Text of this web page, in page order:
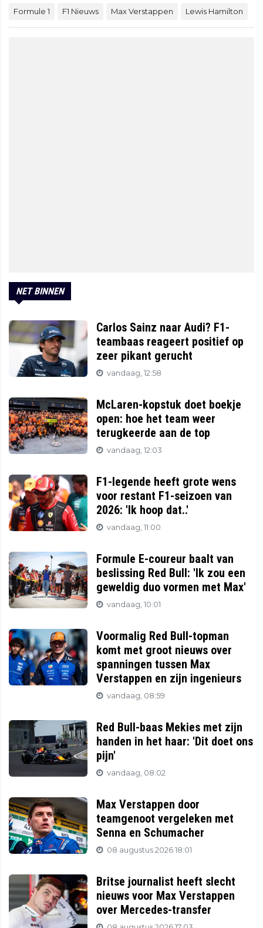
Formule 1 F1 Nieuws Max Verstappen Lewis Hamilton
NET BINNEN
Carlos Sainz naar Audi? F1-
teambaas reageert positief op
zeer pikant gerucht
vandaag, 12:58
McLaren-kopstuk doet boekje
open: hoe het team weer
terugkeerde aan de top
vandaag, 12:03
F1-legende heeft grote wens
voor restant F1-seizoen van
2026: 'Ik hoop dat..'
vandaag, 11:00
Formule E-coureur baalt van
beslissing Red Bull: 'Ik zou een
geweldig duo vormen met Max'
vandaag, 10:01
Voormalig Red Bull-topman
komt met groot nieuws over
spanningen tussen Max
Verstappen en zijn ingenieurs
vandaag, 08:59
Red Bull-baas Mekies met zijn
handen in het haar: 'Dit doet ons
pijn'
vandaag, 08:02
Max Verstappen door
teamgenoot vergeleken met
Senna en Schumacher
08 augustus 2026 18:01
Britse journalist heeft slecht
nieuws voor Max Verstappen
over Mercedes-transfer